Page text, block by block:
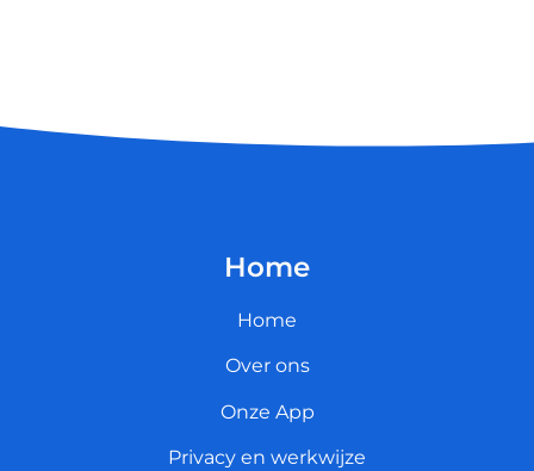
Home
Home
Over ons
Onze App
Privacy en werkwijze